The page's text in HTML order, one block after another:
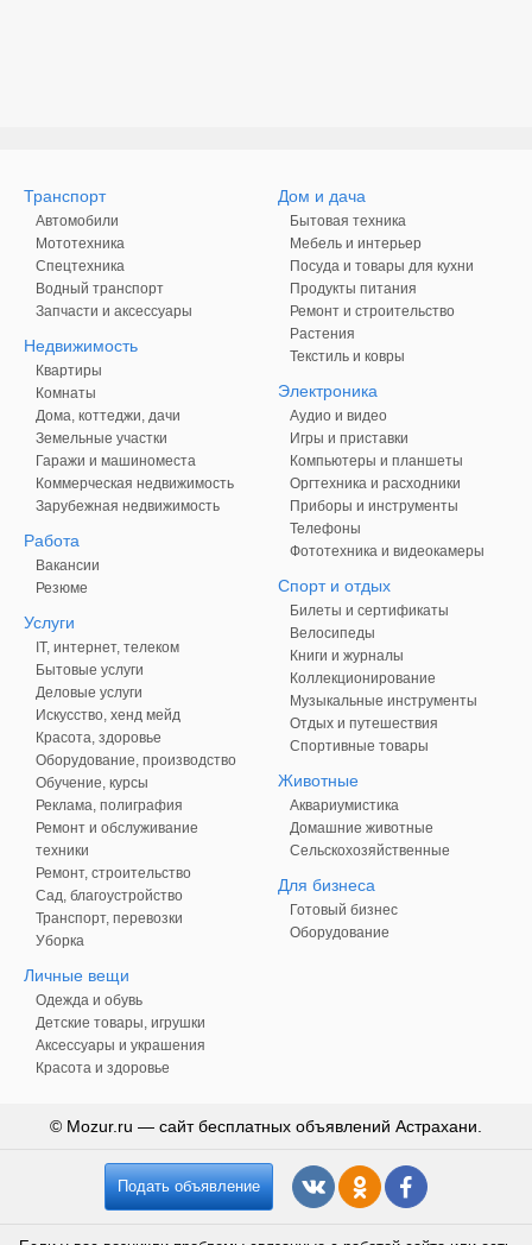
Транспорт
Автомобили
Мототехника
Спецтехника
Водный транспорт
Запчасти и аксессуары
Недвижимость
Квартиры
Комнаты
Дома, коттеджи, дачи
Земельные участки
Гаражи и машиноместа
Коммерческая недвижимость
Зарубежная недвижимость
Работа
Вакансии
Резюме
Услуги
IT, интернет, телеком
Бытовые услуги
Деловые услуги
Искусство, хенд мейд
Красота, здоровье
Оборудование, производство
Обучение, курсы
Реклама, полиграфия
Ремонт и обслуживание
техники
Ремонт, строительство
Сад, благоустройство
Транспорт, перевозки
Уборка
Личные вещи
Одежда и обувь
Детские товары, игрушки
Аксессуары и украшения
Красота и здоровье
Дом и дача
Бытовая техника
Мебель и интерьер
Посуда и товары для кухни
Продукты питания
Ремонт и строительство
Растения
Текстиль и ковры
Электроника
Аудио и видео
Игры и приставки
Компьютеры и планшеты
Оргтехника и расходники
Приборы и инструменты
Телефоны
Фототехника и видеокамеры
Спорт и отдых
Билеты и сертификаты
Велосипеды
Книги и журналы
Коллекционирование
Музыкальные инструменты
Отдых и путешествия
Спортивные товары
Животные
Аквариумистика
Домашние животные
Сельскохозяйственные
Для бизнеса
Готовый бизнес
Оборудование
© Mozur.ru — сайт бесплатных объявлений Астрахани.
Подать объявление